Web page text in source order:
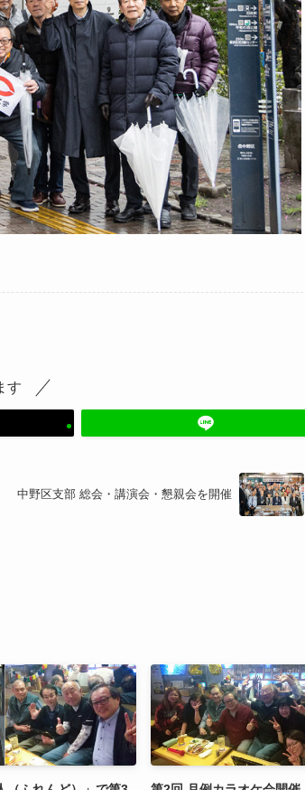
す
中野区支部 総会・講演会・懇親会を開催